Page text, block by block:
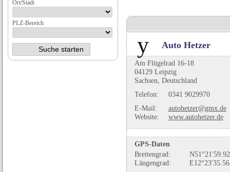
Auto Hetzer
Am Flügelrad 16-18
04129 Leipzig
Sachsen, Deutschland
Telefon:
0341 9029970
E-Mail:
autohetzer@gmx.de
Website:
www.autohetzer.de
GPS-Daten
Breitengrad:
N51°21'59.92
Längengrad:
E12°23'35.56
Ort/Stadt
PLZ-Bereich